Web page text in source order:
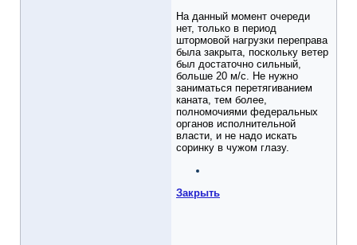
На данный момент очереди
нет, только в период
штормовой нагрузки переправа
была закрыта, поскольку ветер
был достаточно сильный,
больше 20 м/с. Не нужно
заниматься перетягиванием
каната, тем более,
полномочиями федеральных
органов исполнительной
власти, и не надо искать
соринку в чужом глазу.
Закрыть